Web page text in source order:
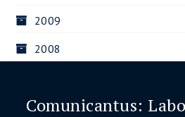
2009
2008
Comunicantus: